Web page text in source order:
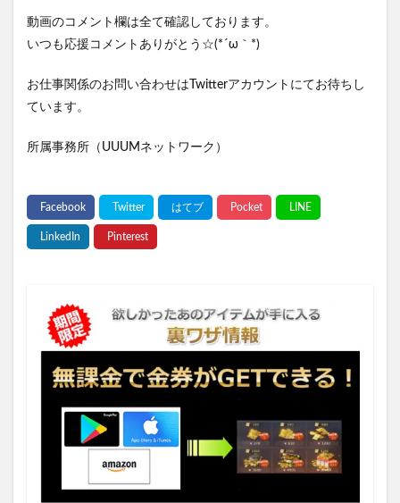
動画のコメント欄は全て確認しております。
いつも応援コメントありがとう☆(*´ω｀*)
お仕事関係のお問い合わせはTwitterアカウントにてお待ちし
ています。
所属事務所（UUUMネットワーク）